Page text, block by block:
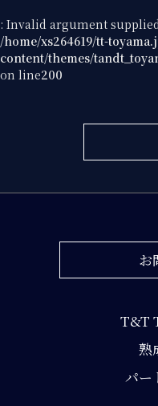
: Invalid argument
/home/xs264619/tt-
content/themes/
on line200
お
T&T
熟
パー